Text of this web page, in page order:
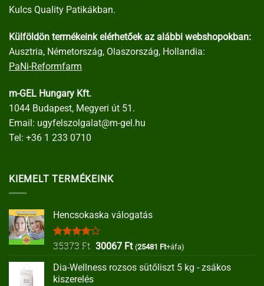
Kulcs Quality Patikákban.
Külföldön termékeink elérhetőek az alábbi webshopokban:
Ausztria, Németország, Olaszország, Hollandia:
PaNi-Reformfarm
m-GEL Hungary Kft.
1044 Budapest, Megyeri út 51.
Email: ugyfelszolgalat@m-gel.hu
Tel: +36 1 233 0710
KIEMELT TERMÉKEINK
Hencsokaska válogatás
Értékelés:
35373Ft Original
was:
30067 FtCurrent
is:
(25481 Ft+áfa)
Dia-Wellness rozsos sütőliszt 5 kg - zsákos
kiszerelés